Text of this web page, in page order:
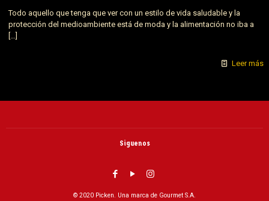
Todo aquello que tenga que ver con un estilo de vida saludable y la
protección del medioambiente está de moda y la alimentación no iba a
[…]
Leer más
Siguenos
© 2020 Picken. Una marca de Gourmet S.A.